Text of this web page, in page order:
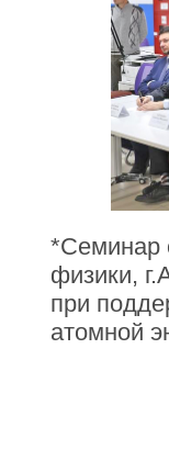
*Семинар
физики,
при
атомной